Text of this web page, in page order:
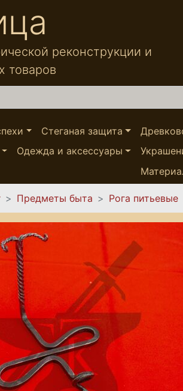
реконструкции и
товаров
Стеганая защита
Одежда и аксессуары
Предметы быта Рога питьевые